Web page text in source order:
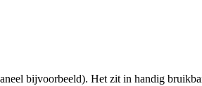
bijvoorbeeld). Het zit in handig